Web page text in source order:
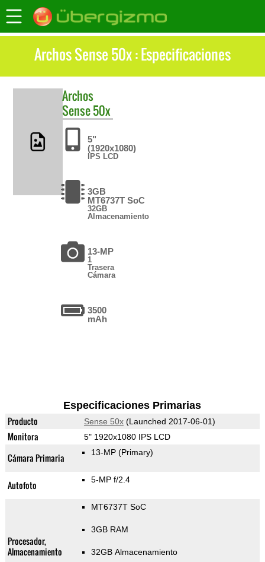
Archos Sense 50x : Especificaciones
Archos
Sense 50x
5"
(1920x1080)
IPS LCD
3GB
MT6737T SoC
32GB
Almacenamiento
13-MP
1
Trasera
Cámara
3500
mAh
Especificaciones Primarias
Producto Sense 50x(Launched 2017-06-01)
Monitora 5" 1920x1080 IPS LCD
Cámara Primaria 13-MP (Primary)
Autofoto 5-MP f/2.4
Procesador,
Almacenamiento
MT6737T SoC
3GB RAM
32GB Almacenamiento